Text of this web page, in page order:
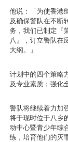
他说：「为使香港
及确保警队在不断
务，我们已制定『
八』，订立警队在
大纲。」
计划中的四个策略
及专业素质；强化
警队将继续着力加
将于现时位于八乡
动中心暨青少年综
练，培育他们的灭